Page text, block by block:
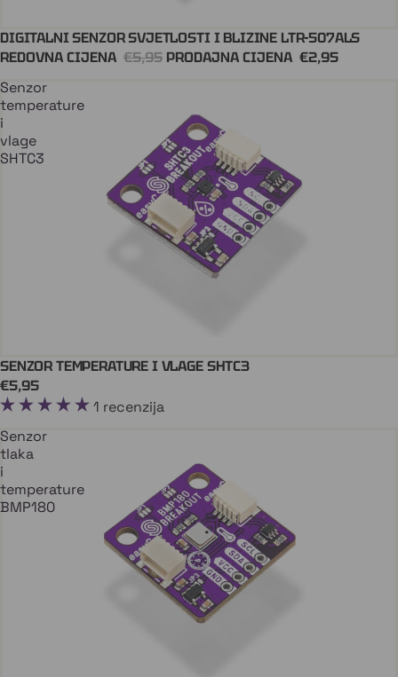
QWIIC
Dodaj U Košaricu
DIGITALNI SENZOR SVJETLOSTI I BLIZINE LTR-507ALS
REDOVNA CIJENA €5,95 PRODAJNA CIJENA €2,95
Senzor
temperature
i
vlage
SHTC3
QWIIC
Dodaj U Košaricu
SENZOR TEMPERATURE I VLAGE SHTC3
€5,95
1 recenzija
Senzor
tlaka
i
temperature
BMP180